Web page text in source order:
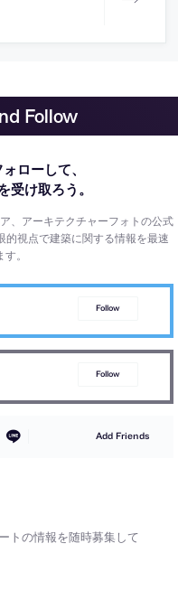
Follow
ローして、
受け取ろう。
、アーキテクチャーフォトの公式
的視点で建築に関する情報を最速
。
Follow
Follow
Add Friends
トの情報を随時募集して